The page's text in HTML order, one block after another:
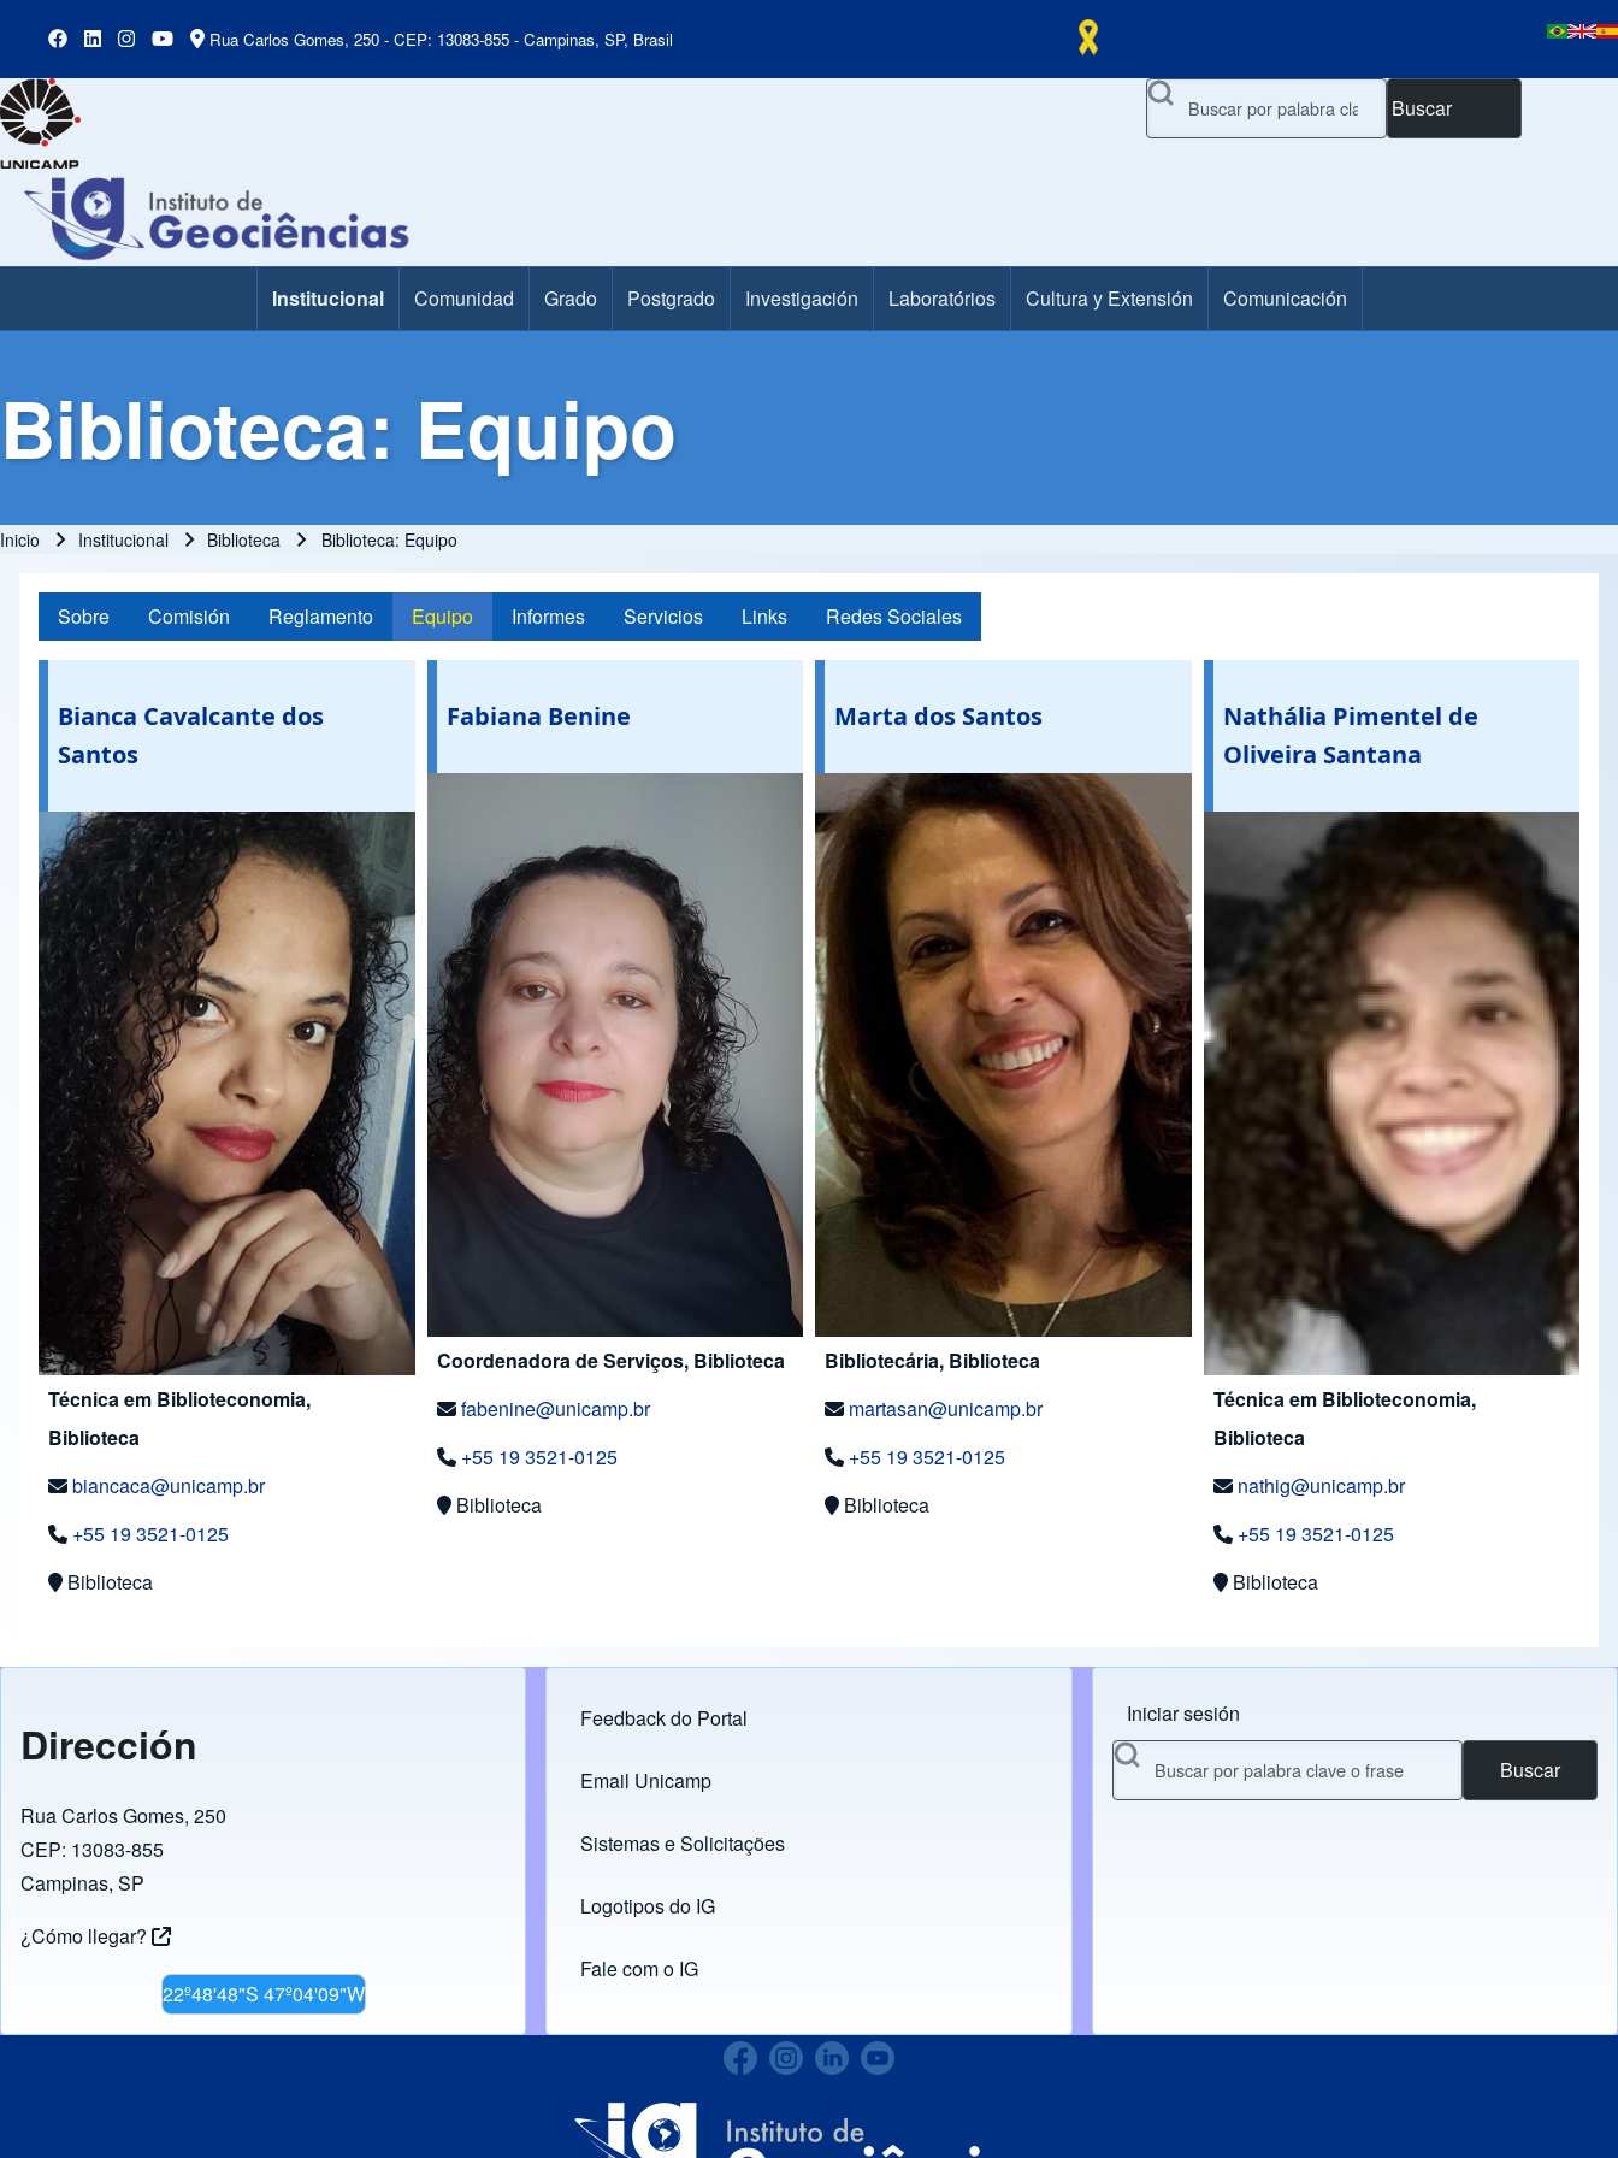
Rua Carlos Gomes, 250 - CEP: 13083-855 - Campinas, SP, Brasil
Buscar
Main Menu Institucional Comunidad Grado Postgrado Investigación Laboratórios Cultura y Extensión Comunicación
Biblioteca: Equipo
Ruta de navegación
Inicio Institucional Biblioteca Biblioteca: Equipo
Sobre Comisión Reglamento Equipo Informes Servicios Links Redes Sociales
Bianca Cavalcante dos
Santos
Técnica em Biblioteconomia,
Biblioteca
biancaca@unicamp.br
+55 19 3521-0125
Biblioteca
Fabiana Benine
Coordenadora de Serviços, Biblioteca
fabenine@unicamp.br
+55 19 3521-0125
Biblioteca
Marta dos Santos
Bibliotecária, Biblioteca
martasan@unicamp.br
+55 19 3521-0125
Biblioteca
Nathália Pimentel de
Oliveira Santana
Técnica em Biblioteconomia,
Biblioteca
nathig@unicamp.br
+55 19 3521-0125
Biblioteca
Dirección
Rua Carlos Gomes, 250
CEP: 13083-855
Campinas, SP
¿Cómo llegar?
22º48'48"S 47º04'09"W
Footer menu
Feedback do Portal
Links
Email Unicamp
(opens in new tab)
Sistemas e Solicitações
(opens in new tab)
Logotipos do IG
(opens in new tab)
Fale com o IG
Menu do usuário
Iniciar sesión
Buscar